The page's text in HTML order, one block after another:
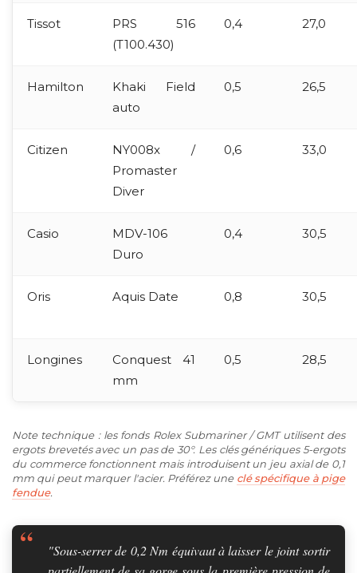
Tissot
PRS 516
(T100.430)
0,4 27,0
Hamilton
Khaki Field
auto
0,5 26,5
Citizen
NY008x /
Promaster
Diver
0,6 33,0
Casio
MDV-106
Duro
0,4 30,5
Oris Aquis Date 0,8 30,5
Longines
Conquest 41
mm
0,5 28,5
Note technique : les fonds Rolex Submariner / GMT utilisent des
ergots brevetés avec un pas de 30°. Les clés génériques 5-ergots
du commerce fonctionnent mais introduisent un jeu axial de 0,1
mm qui peut marquer l'acier. Préférez une clé spécifique à pige
fendue.
"Sous-serrer de 0,2 Nm équivaut à laisser le joint sortir